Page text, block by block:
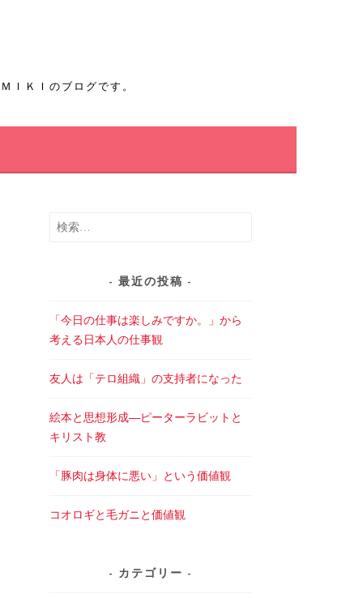
ＩＫＩのブログです。
検
最近の投稿
「今日の仕事は楽しみですか。」から
考える日本人の仕事観
友人は「テロ組織」の支持者になった
絵本と思想形成―ピーターラビットと
キリスト教
「豚肉は身体に悪い」という価値観
コオロギと毛ガニと価値観
カテゴリー